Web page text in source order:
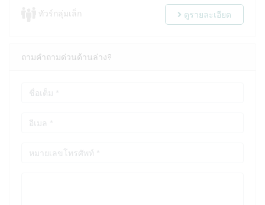
ทัวร์กลุ่มเล็ก ดูรายละเอียด
ถามคำถามด่วนด้านล่าง?